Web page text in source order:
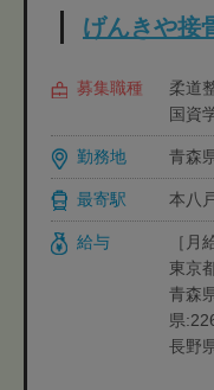
げんきや接
募集職種
柔道
国資
勤務地 青森
最寄駅 本八
給与
［月
東京
青森
県
長野